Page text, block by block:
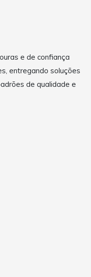
e de confiança
entregando soluções
de qualidade e